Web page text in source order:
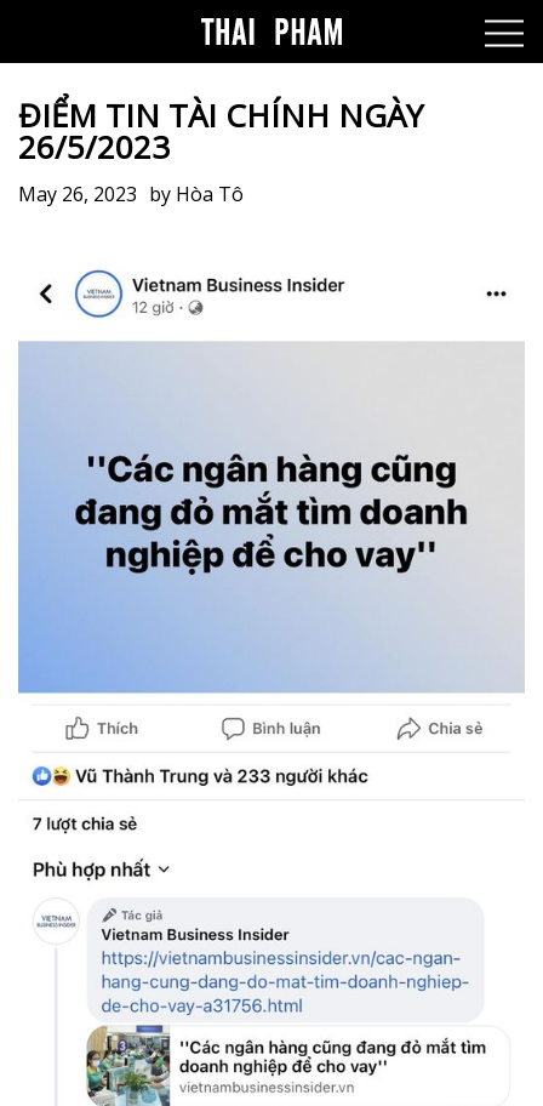
ĐIỂM TIN TÀI CHÍNH NGÀY
26/5/2023
May 26, 2023 by Hòa Tô